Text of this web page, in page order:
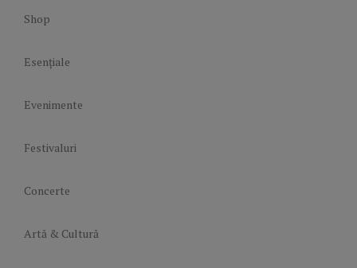
Shop
Esențiale
Evenimente
Festivaluri
Concerte
Artă & Cultură